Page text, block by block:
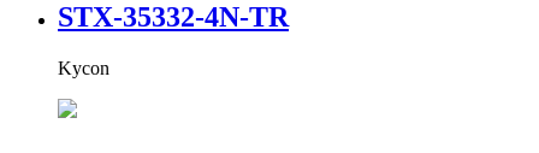
STX-35332-4N-TR
Kycon